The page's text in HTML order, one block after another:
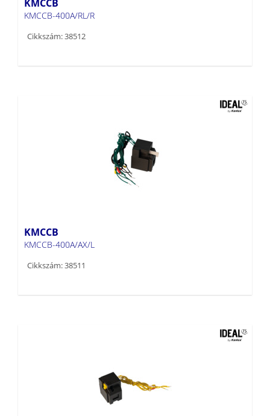
KMCCB
KMCCB-400A/RL/R
Cikkszám: 38512
KMCCB
KMCCB-400A/AX/L
Cikkszám: 38511